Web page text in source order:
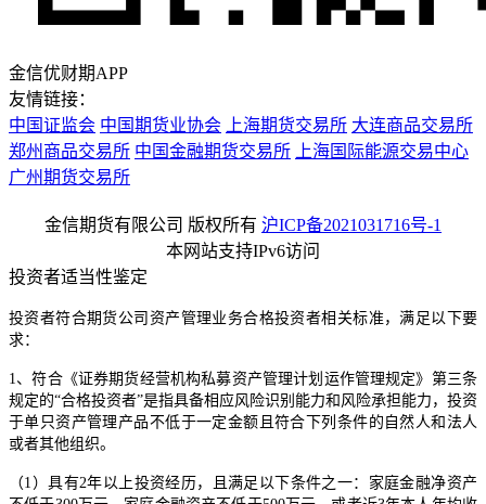
金信优财期APP
友情链接：
中国证监会 中国期货业协会 上海期货交易所 大连商品交易所
郑州商品交易所 中国金融期货交易所
上海国际能源交易中心
广州期货交易所
金信期货有限公司 版权所有 沪ICP备2021031716号-1
本网站支持IPv6访问
投资者适当性鉴定
投资者符合期货公司资产管理业务合格投资者相关标准，满足以下要
求：
1、符合《证券期货经营机构私募资产管理计划运作管理规定》第三条
规定的“合格投资者”是指具备相应风险识别能力和风险承担能力，投资
于单只资产管理产品不低于一定金额且符合下列条件的自然人和法人
或者其他组织。
（1）具有2年以上投资经历，且满足以下条件之一：家庭金融净资产